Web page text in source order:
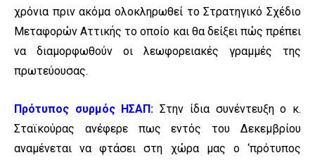
χρόνια πριν ακόμα ολοκληρωθεί το Στρατηγικό Σχέδιο
Μεταφορών Αττικής το οποίο και θα δείξει πώς πρέπει
να διαμορφωθούν οι λεωφορειακές γραμμές της
πρωτεύουσας.
Πρότυπος συρμός ΗΣΑΠ: Στην ίδια συνέντευξη ο κ.
Σταϊκούρας ανέφερε πως εντός του Δεκεμβρίου
αναμένεται να φτάσει στη χώρα μας ο ‘πρότυπος